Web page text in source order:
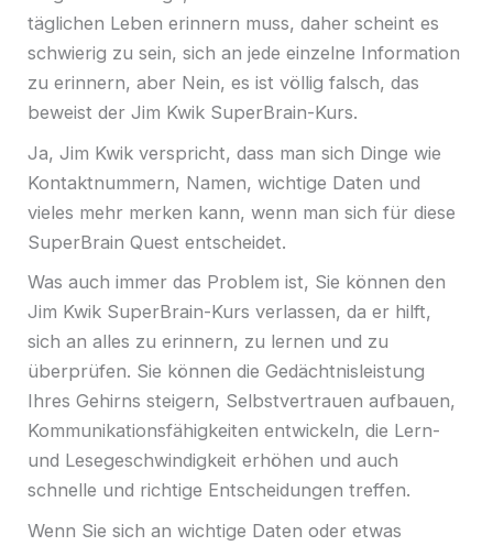
täglichen Leben erinnern muss, daher scheint es
schwierig zu sein, sich an jede einzelne Information
zu erinnern, aber Nein, es ist völlig falsch, das
beweist der Jim Kwik SuperBrain-Kurs.
Ja, Jim Kwik verspricht, dass man sich Dinge wie
Kontaktnummern, Namen, wichtige Daten und
vieles mehr merken kann, wenn man sich für diese
SuperBrain Quest entscheidet.
Was auch immer das Problem ist, Sie können den
Jim Kwik SuperBrain-Kurs verlassen, da er hilft,
sich an alles zu erinnern, zu lernen und zu
überprüfen. Sie können die Gedächtnisleistung
Ihres Gehirns steigern, Selbstvertrauen aufbauen,
Kommunikationsfähigkeiten entwickeln, die Lern-
und Lesegeschwindigkeit erhöhen und auch
schnelle und richtige Entscheidungen treffen.
Wenn Sie sich an wichtige Daten oder etwas